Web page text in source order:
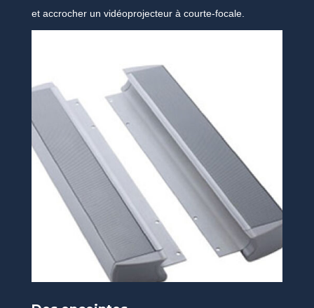
et accrocher un vidéoprojecteur à courte-focale.